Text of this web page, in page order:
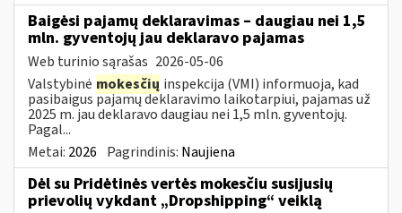
Baigėsi pajamų deklaravimas – daugiau nei 1,5
mln. gyventojų jau deklaravo pajamas
Web turinio sąrašas 2026-05-06
Valstybinė mokesčių inspekcija (VMI) informuoja, kad
pasibaigus pajamų deklaravimo laikotarpiui, pajamas už
2025 m. jau deklaravo daugiau nei 1,5 mln. gyventojų.
Pagal...
Metai: 2026 Pagrindinis: Naujiena
Dėl su Pridėtinės vertės mokesčiu susijusių
prievolių vykdant „Dropshipping“ veiklą